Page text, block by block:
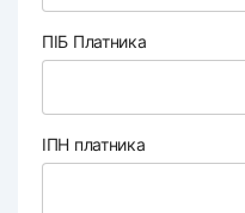
ПІБ Платника
ІПН платника